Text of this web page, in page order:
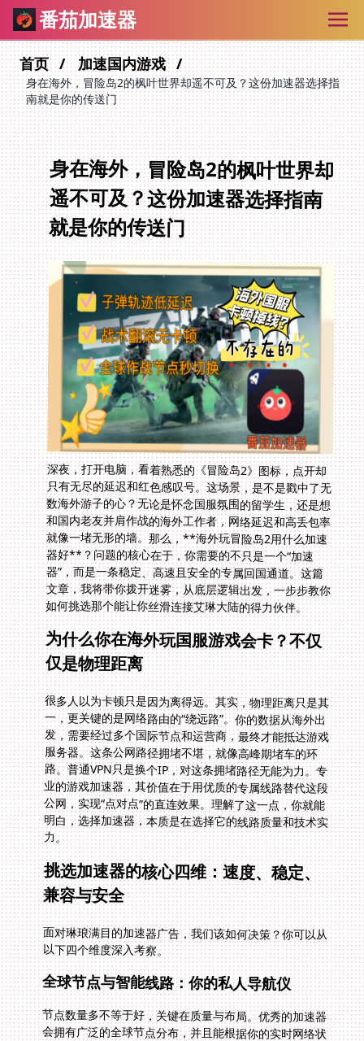
番茄加速器
首页 加速国内游戏
身在海外，冒险岛2的枫叶世界却遥不可及？这份加速器选择指
南就是你的传送门
身在海外，冒险岛2的枫叶世界却
遥不可及？这份加速器选择指南
就是你的传送门
深夜，打开电脑，看着熟悉的《冒险岛2》图标，点开却
只有无尽的延迟和红色感叹号。这场景，是不是戳中了无
数海外游子的心？无论是怀念国服氛围的留学生，还是想
和国内老友并肩作战的海外工作者，网络延迟和高丢包率
就像一堵无形的墙。那么，**海外玩冒险岛2用什么加速
器好**？问题的核心在于，你需要的不只是一个“加速
器”，而是一条稳定、高速且安全的专属回国通道。这篇
文章，我将带你拨开迷雾，从底层逻辑出发，一步步教你
如何挑选那个能让你丝滑连接艾琳大陆的得力伙伴。
为什么你在海外玩国服游戏会卡？不仅
仅是物理距离
很多人以为卡顿只是因为离得远。其实，物理距离只是其
一，更关键的是网络路由的“绕远路”。你的数据从海外出
发，需要经过多个国际节点和运营商，最终才能抵达游戏
服务器。这条公网路径拥堵不堪，就像高峰期堵车的环
路。普通VPN只是换个IP，对这条拥堵路径无能为力。专
业的游戏加速器，其价值在于用优质的专属线路替代这段
公网，实现“点对点”的直连效果。理解了这一点，你就能
明白，选择加速器，本质是在选择它的线路质量和技术实
力。
挑选加速器的核心四维：速度、稳定、
兼容与安全
面对琳琅满目的加速器广告，我们该如何决策？你可以从
以下四个维度深入考察。
全球节点与智能线路：你的私人导航仪
节点数量多不等于好，关键在质量与布局。优秀的加速器
会拥有广泛的全球节点分布，并且能根据你的实时网络状
况，智能推荐最优线路。这意味着，你在多伦多或是在悉
尼，它都能自动为你计算出一条延迟最低、跳数最少的路
径。这个功能至关重要，它省去了你手动测试节点的麻
烦，把专业的路由选择交给系统。想象一下，当你的朋友
还在为寻找**加拿大剑网3加速器**而一个个节点手动测
试时，你的游戏已经通过智能线路推荐，稳定进入了电信